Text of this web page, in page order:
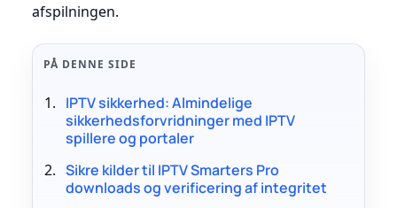
afspilningen.
PÅ DENNE SIDE
IPTV sikkerhed: Almindelige
sikkerhedsforvridninger med IPTV
spillere og portaler
Sikre kilder til IPTV Smarters Pro
downloads og verificering af integritet